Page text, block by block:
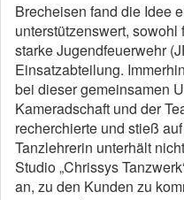
Brecheisen fand die Idee
unterstützenswert,
starke Jugendfeuerwehr
Einsatzabteilung.
bei dieser gemeinsamen
Kameradschaft und der
recherchierte und stieß
Tanzlehrerin unterhält
Studio „Chrissys
an, zu den Kunden zu